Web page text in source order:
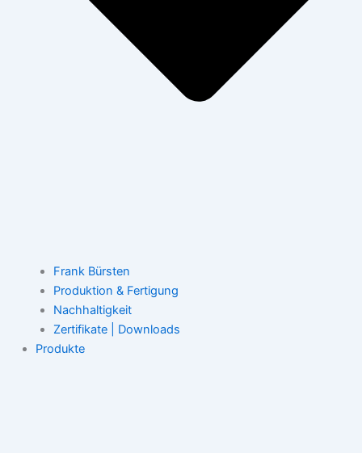
Frank Bürsten
Produktion & Fertigung
Nachhaltigkeit
Zertifikate | Downloads
Produkte